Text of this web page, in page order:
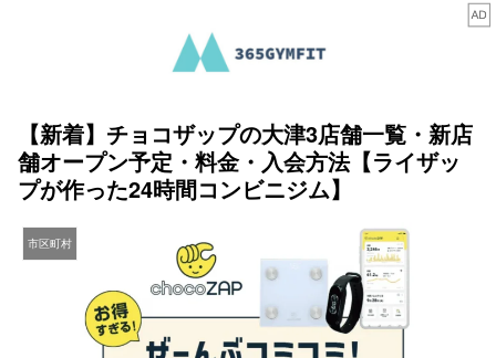
【新着】チョコザップの大津3店舗一覧・新店
舗オープン予定・料金・入会方法【ライザッ
プが作った24時間コンビニジム】
市区町村